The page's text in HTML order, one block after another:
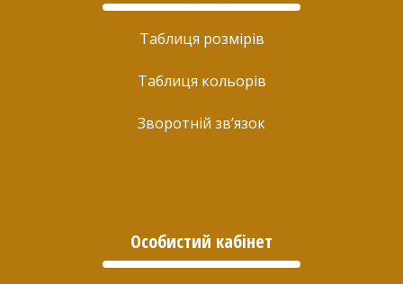
Таблиця розмірів
Таблиця кольорів
Зворотній зв’язок
Особистий кабінет